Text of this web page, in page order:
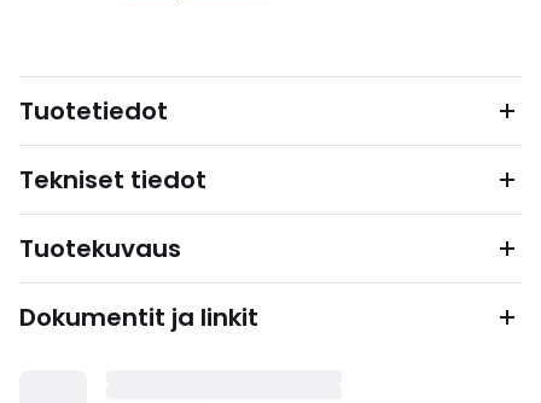
Tuotetiedot
Tekniset tiedot
Tuotekuvaus
Dokumentit ja linkit